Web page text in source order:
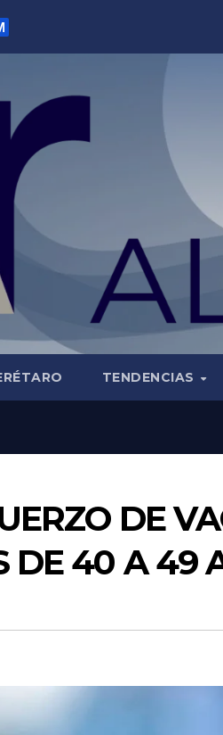
TENDENCIAS
DE
DE 40 A 49